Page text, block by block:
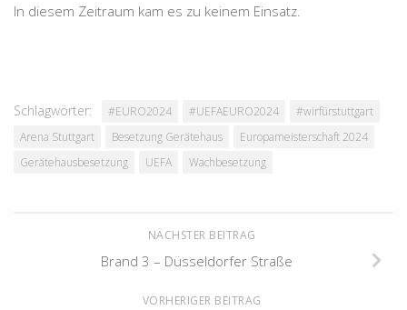
In diesem Zeitraum kam es zu keinem Einsatz.
Schlagwörter: #EURO2024 #UEFAEURO2024
#wirfürstuttgart
Arena Stuttgart
Besetzung Gerätehaus
Europameisterschaft 2024
Gerätehausbesetzung
UEFA Wachbesetzung
NÄCHSTER BEITRAG
Brand 3 – Düsseldorfer Straße
VORHERIGER BEITRAG